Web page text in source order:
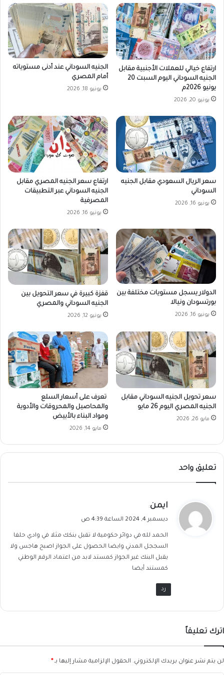
م
ارتفاع خيالي للعملات الأجنبية مقابل
الجنيه السوداني اليوم السبت 20
يونيو 2026م
يونيو 20, 2026
الجنيه السوداني عند أدنى مستوياته
أمام المصري
يونيو 18, 2026
سعر الريال السعودي مقابل الجنيه
السوداني
يونيو 16, 2026
ارتفاع سعر الجنيه المصري مقابل
الجنيه السوداني عبر التطبيقات
المصرفية
يونيو 16, 2026
الدولار يسجل مستويات مختلفة بين
بورتسودان ونيالا
يونيو 16, 2026
قفزة كبيرة في سعر التحويل بين
الجنيه السوداني والمصري
يونيو 12, 2026
سعر تحويل الجنيه السوداني مقابل
الجنيه المصري اليوم 26 مايو
مايو 26, 2026
تعرف على أسعار السلع
والمحاصيل والمحروقات والأدوية
ومواد البناء بالأبيض
مايو 14, 2026
تعليق واحد
ل
ايمن:
ديسمبر 4, 2024 الساعة 4:39 ص
الحمد لله في دوائر حكومية لا تقبل بنكك مثلا في وادي حلفا
السججل المدني وايضا الحصول على الجواز اصبح هاجس ولا
يقبل البنك غير الجواز كمستد لابد من اعتماد الرقم الوطني
كمستند أيضا
رد
اترك تعليقاً
لن يتم نشر عنوان بريدك الإلكتروني. الحقول الإلزامية مشار إليها بـ *